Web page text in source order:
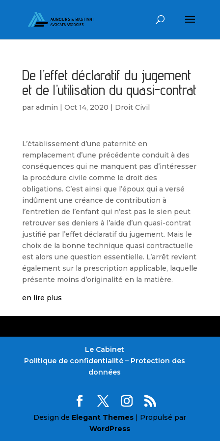
De l’effet déclaratif du jugement
et de l’utilisation du quasi-contrat
par admin | Oct 14, 2020 | Droit Civil
L’établissement d’une paternité en
remplacement d’une précédente conduit à des
conséquences qui ne manquent pas d’intéresser
la procédure civile comme le droit des
obligations. C’est ainsi que l’époux qui a versé
indûment une créance de contribution à
l’entretien de l’enfant qui n’est pas le sien peut
retrouver ses deniers à l’aide d’un quasi-contrat
justifié par l’effet déclaratif du jugement. Mais le
choix de la bonne technique quasi contractuelle
est alors une question essentielle. L’arrêt revient
également sur la prescription applicable, laquelle
présente moins d’originalité en la matière.
en lire plus
Le Cabinet
Politique de confidentialité – Protection des
données
Design de Elegant Themes | Propulsé par
WordPress